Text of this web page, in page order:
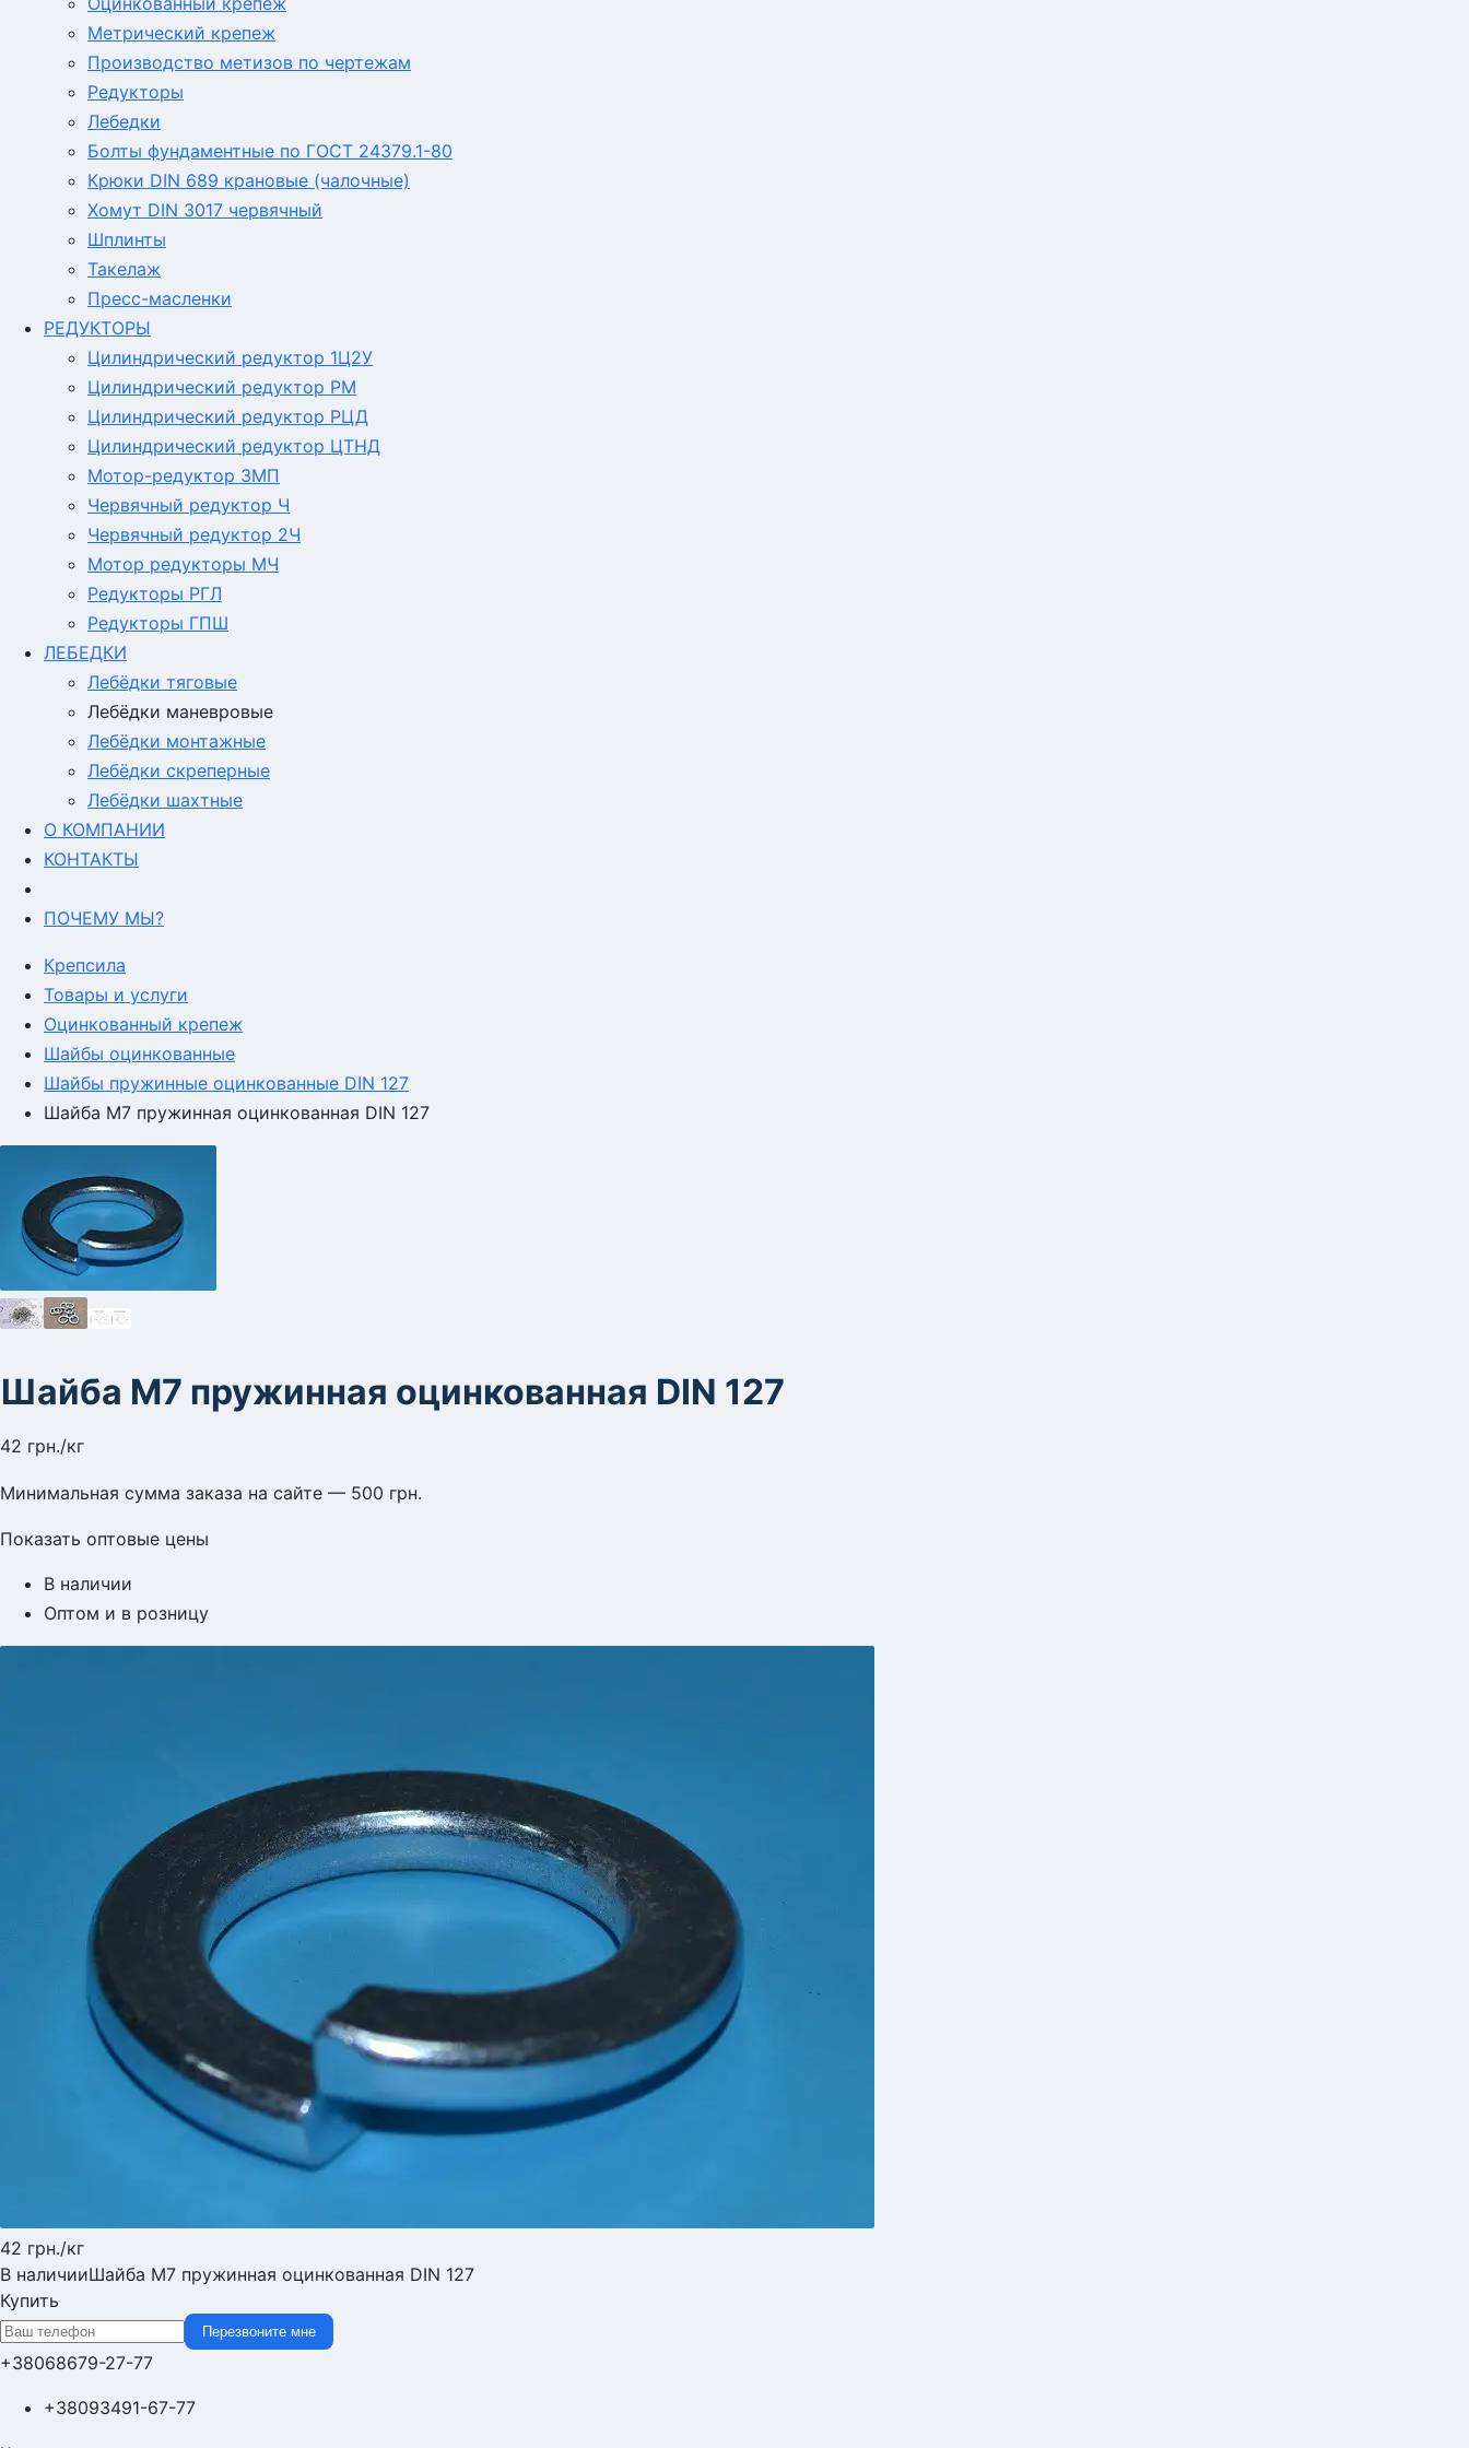
Метрический крепеж
Производство метизов по чертежам
Редукторы
Лебедки
Болты фундаментные по ГОСТ 24379.1-80
Крюки DIN 689 крановые (чалочные)
Хомут DIN 3017 червячный
Шплинты
Такелаж
Пресс-масленки
РЕДУКТОРЫ
Цилиндрический редуктор 1Ц2У
Цилиндрический редуктор РМ
Цилиндрический редуктор РЦД
Цилиндрический редуктор ЦТНД
Мотор-редуктор 3МП
Червячный редуктор Ч
Червячный редуктор 2Ч
Мотор редукторы МЧ
Редукторы РГЛ
Редукторы ГПШ
ЛЕБЕДКИ
Лебёдки тяговые
Лебёдки маневровые
Лебёдки монтажные
Лебёдки скреперные
Лебёдки шахтные
О КОМПАНИИ
КОНТАКТЫ
ПОЧЕМУ МЫ?
Крепсила
Товары и услуги
Оцинкованный крепеж
Шайбы оцинкованные
Шайбы пружинные оцинкованные DIN 127
Шайба М7 пружинная оцинкованная DIN 127
Шайба М7 пружинная оцинкованная DIN 127
42 грн./кг
Минимальная сумма заказа на сайте — 500 грн.
Показать оптовые цены
В наличии
Оптом и в розницу
42 грн./кг
В наличииШайба М7 пружинная оцинкованная DIN 127
Купить
Перезвоните мне
+38068679-27-77
+38093491-67-77